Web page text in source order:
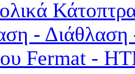
-
Fermat -